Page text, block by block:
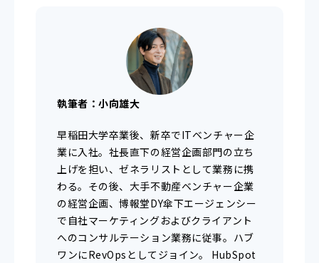
執筆者：小向雄大
早稲田大学卒業後、新卒でITベンチャー企
業に入社。社長直下の経営企画部門の立ち
上げを担い、ゼネラリストとして業務に携
わる。その後、大手不動産ベンチャー企業
の経営企画、博報堂DY傘下エージェンシー
で自社マーケティングおよびクライアント
へのコンサルテーション業務に従事。ハブ
ワンにRevOpsとしてジョイン。 HubSpot